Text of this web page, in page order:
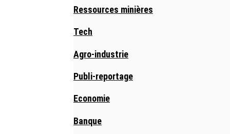
Ressources minières
Tech
Agro-industrie
Publi-reportage
Economie
Banque